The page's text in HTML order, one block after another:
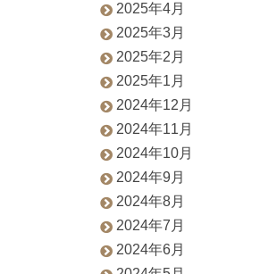
2025年4月
2025年3月
2025年2月
2025年1月
2024年12月
2024年11月
2024年10月
2024年9月
2024年8月
2024年7月
2024年6月